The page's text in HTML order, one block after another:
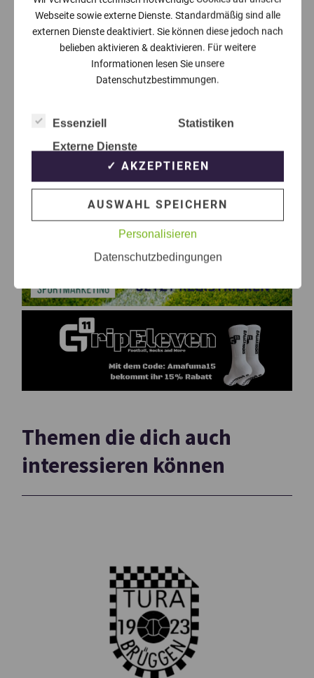
Themen die dich auch
interessieren können
Webseite sowie externe Dienste. Standardmäßig sind alle
externen Dienste deaktiviert. Sie können diese jedoch nach
belieben aktivieren & deaktivieren. Für weitere
Informationen lesen Sie unsere
Datenschutzbestimmungen.
Essenziell
Statistiken
Externe Dienste
✓ AKZEPTIEREN
AUSWAHL SPEICHERN
Personalisieren
Datenschutzbedingungen